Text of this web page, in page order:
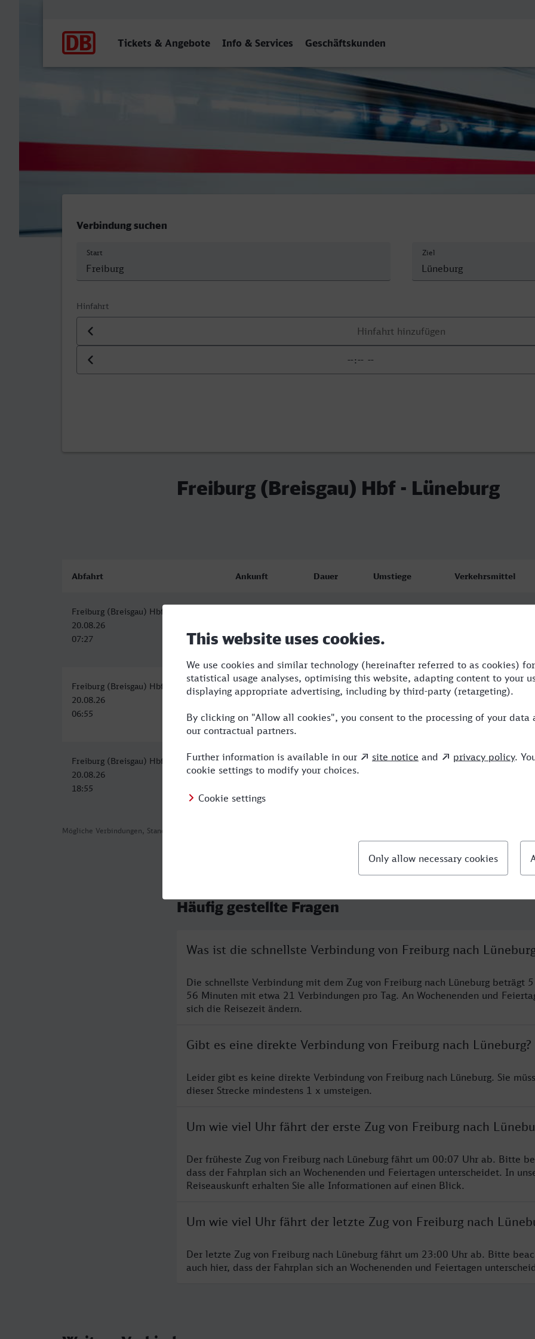
Tickets & Angebote Info & Services Geschäftskunden
Freiburg (Breisgau) Hbf - Lüneburg
Verbindung suchen
Start Ziel
Hinfahrt
Datum der Hinfahrt
Uhrzeit der Hinfahrt
Freiburg (Breisgau) Hbf - Lüneburg
Mögliche Verbindungen, Stand: 2026-08-06 02:58
Abfahrt Ankunft Dauer Umstiege Verkehrsmittel
Freiburg (Breisgau) Hbf
20.08.26
07:27
13:23
Freiburg (Breisgau) Hbf
20.08.26
06:55
Lüneburg
20.08.26
12:59
6:04 1 ICE
Freiburg (Breisgau) Hbf
20.08.26
18:55
Lüneburg
21.08.26
9:36 2 RE,ME,ICE
Häufig gestellte Fragen
Was ist die schnellste Verbindung von Freiburg nach
Die schnellste Verbindung mit dem Zug von Freiburg nach Lüneburg beträgt 5
56 Minuten mit etwa 21 Verbindungen pro Tag. An Wochenenden und
sich die Reisezeit ändern.
Gibt es eine direkte Verbindung von Freiburg nach Lüneburg?
Leider gibt es keine direkte Verbindung von Freiburg nach Lüneburg. Sie
dieser Strecke mindestens 1 x umsteigen.
Um wie viel Uhr fährt der erste Zug von Freiburg nach
Der früheste Zug von Freiburg nach Lüneburg fährt um 00:07 Uhr ab. Bitte
dass der Fahrplan sich an Wochenenden und Feiertagen unterscheidet. In
Reiseauskunft erhalten Sie alle Informationen auf einen Blick.
Um wie viel Uhr fährt der letzte Zug von Freiburg nach
Der letzte Zug von Freiburg nach Lüneburg fährt um 23:00 Uhr ab. Bitte
auch hier, dass der Fahrplan sich an Wochenenden und Feiertagen